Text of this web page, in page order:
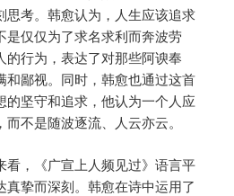
思考。韩愈认为，人生应该追求
是仅仅为了求名求利而奔波劳
的行为，表达了对那些阿谀奉
和鄙视。同时，韩愈也通过这首
的坚守和追求，他认为一个人应
不是随波逐流、人云亦云。
看，《广宣上人频见过》语言平
真挚而深刻。韩愈在诗中运用了